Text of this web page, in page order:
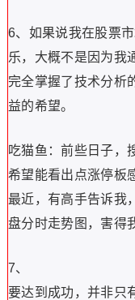
6、如果说我在股票
乐，大概不是因为我
完全掌握了技术分析
益的希望。
吃猫鱼：前些日子，
希望能看出点涨停板
最近，有高手告诉我
盘分时走势图，害得
7、
要达到成功，并非只